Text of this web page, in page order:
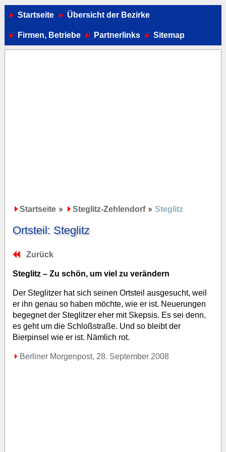
Startseite Übersicht der Bezirke
Firmen, Betriebe Partnerlinks Sitemap
Startseite Steglitz-Zehlendorf Steglitz
Ortsteil: Steglitz
Zurück
Steglitz – Zu schön, um viel zu verändern
Der Steglitzer hat sich seinen Ortsteil ausgesucht, weil
er ihn genau so haben möchte, wie er ist. Neuerungen
begegnet der Steglitzer eher mit Skepsis. Es sei denn,
es geht um die Schloßstraße. Und so bleibt der
Bierpinsel wie er ist. Nämlich rot.
Berliner Morgenpost, 28. September 2008